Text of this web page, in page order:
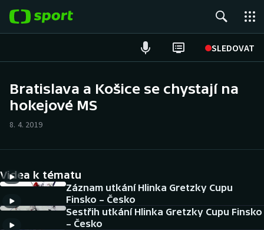
SLEDOVAT
Hokej
Cyklistika
DALŠÍ SPORTY
Bratislava a Košice se chystají na
hokejové MS
8. 4. 2019
Videa k tématu
Záznam utkání Hlinka Gretzky Cupu
Finsko – Česko
Sestřih utkání Hlinka Gretzky Cupu Finsko
– Česko